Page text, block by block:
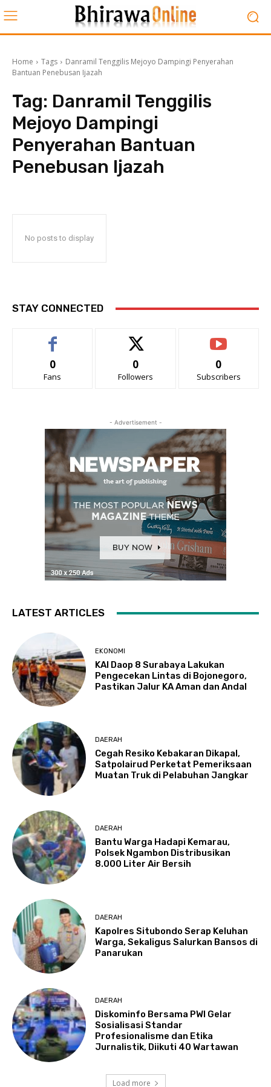
Home Tags
Danramil Tenggilis Mejoyo Dampingi Penyerahan
Bantuan Penebusan Ijazah
Tag: Danramil Tenggilis
Mejoyo Dampingi
Penyerahan Bantuan
Penebusan Ijazah
No posts to display
STAY CONNECTED
0
Fans
0
Followers
0
Subscribers
- Advertisement -
LATEST ARTICLES
EKONOMI
KAI Daop 8 Surabaya Lakukan
Pengecekan Lintas di Bojonegoro,
Pastikan Jalur KA Aman dan Andal
DAERAH
Cegah Resiko Kebakaran Dikapal,
Satpolairud Perketat Pemeriksaan
Muatan Truk di Pelabuhan Jangkar
DAERAH
Bantu Warga Hadapi Kemarau,
Polsek Ngambon Distribusikan
8.000 Liter Air Bersih
DAERAH
Kapolres Situbondo Serap Keluhan
Warga, Sekaligus Salurkan Bansos di
Panarukan
DAERAH
Diskominfo Bersama PWI Gelar
Sosialisasi Standar
Profesionalisme dan Etika
Jurnalistik, Diikuti 40 Wartawan
Load more